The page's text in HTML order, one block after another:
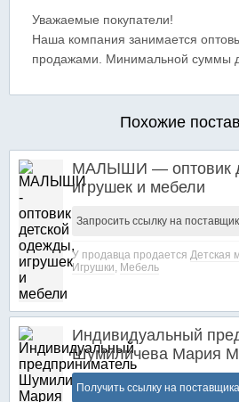
Уважаемые покупатели!
Наша компания занимается
продажами. Минимальной суммы
Похожие
МАЛЫШИ — оптовик
игрушек и мебели
Запросить ссылку на
У продавца продается Детская
Игрушки, Мебель
Индивидуальный
Шумиличева Мария
Получить ссылку на